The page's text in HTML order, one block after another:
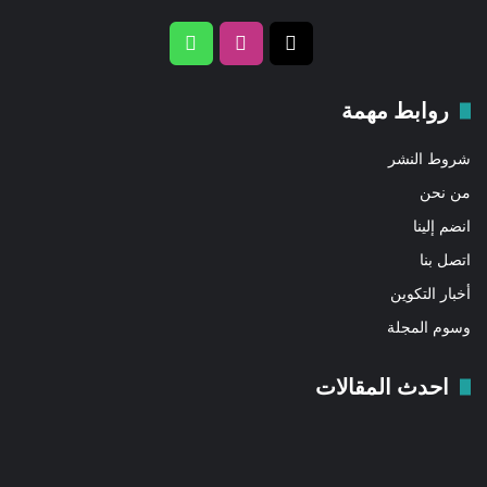
انستقرام
روابط مهمة
شروط النشر
من نحن
انضم إلينا
اتصل بنا
أخبار التكوين
وسوم المجلة
احدث المقالات